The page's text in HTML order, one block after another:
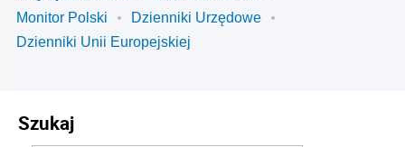
Monitor Polski
Dzienniki Urzędowe
Dzienniki Unii Europejskiej
Szukaj